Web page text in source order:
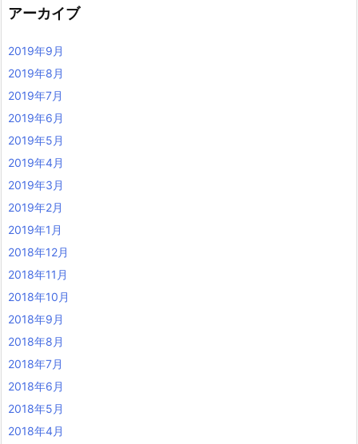
アーカイブ
2019年9月
2019年8月
2019年7月
2019年6月
2019年5月
2019年4月
2019年3月
2019年2月
2019年1月
2018年12月
2018年11月
2018年10月
2018年9月
2018年8月
2018年7月
2018年6月
2018年5月
2018年4月